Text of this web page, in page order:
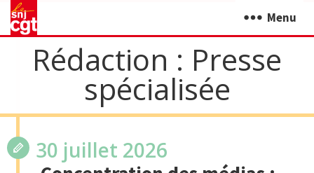
Menu
Rédaction : Presse
spécialisée
30 juillet 2026